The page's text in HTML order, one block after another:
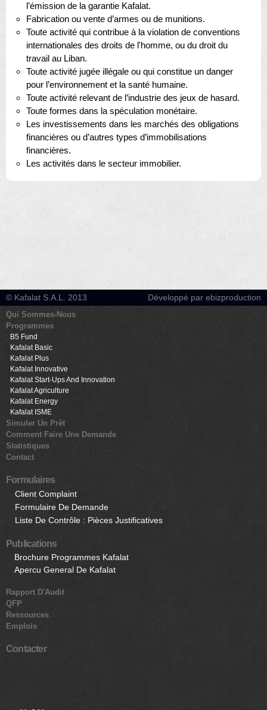
l’émission de la garantie Kafalat.
Fabrication ou vente d’armes ou de munitions.
Toute activité qui contribue à la violation de conventions
internationales des droits de l'homme, ou du droit du
travail au Liban.
Toute activité jugée illégale ou qui constitue un danger
pour l’environnement et la santé humaine.
Toute activité relevant de l’industrie des jeux de hasard.
Toute formes dans la spéculation monétaire.
Les investissements dans les marchés des obligations
financières ou d’autres types d’immobilisations
financières.
Les activités dans le secteur immobilier.
© Kafalat S.A.L. 2013 Développé par ebizproduction
Qui Sommes-Nous
Programmes
B5 Fund
Kafalat Basic
Kafalat Plus
Kafalat Innovative
Kafalat Start-Ups And Innovation
Kafalat Agriculture
Kafalat Energy
Kafalat ISME
Simuler Un Prêt
Comment Faire Une Demande
Statistiques
Contact
Formulaires
Client Complaint
Formulaire De Demande
Liste De Contrôle : Pièces Justificatives
Publications
Brochure Programmes Kafalat
Apercu General De Kafalat
Rapport D'Audit
QFP
Ressources
Emplois
Contacter